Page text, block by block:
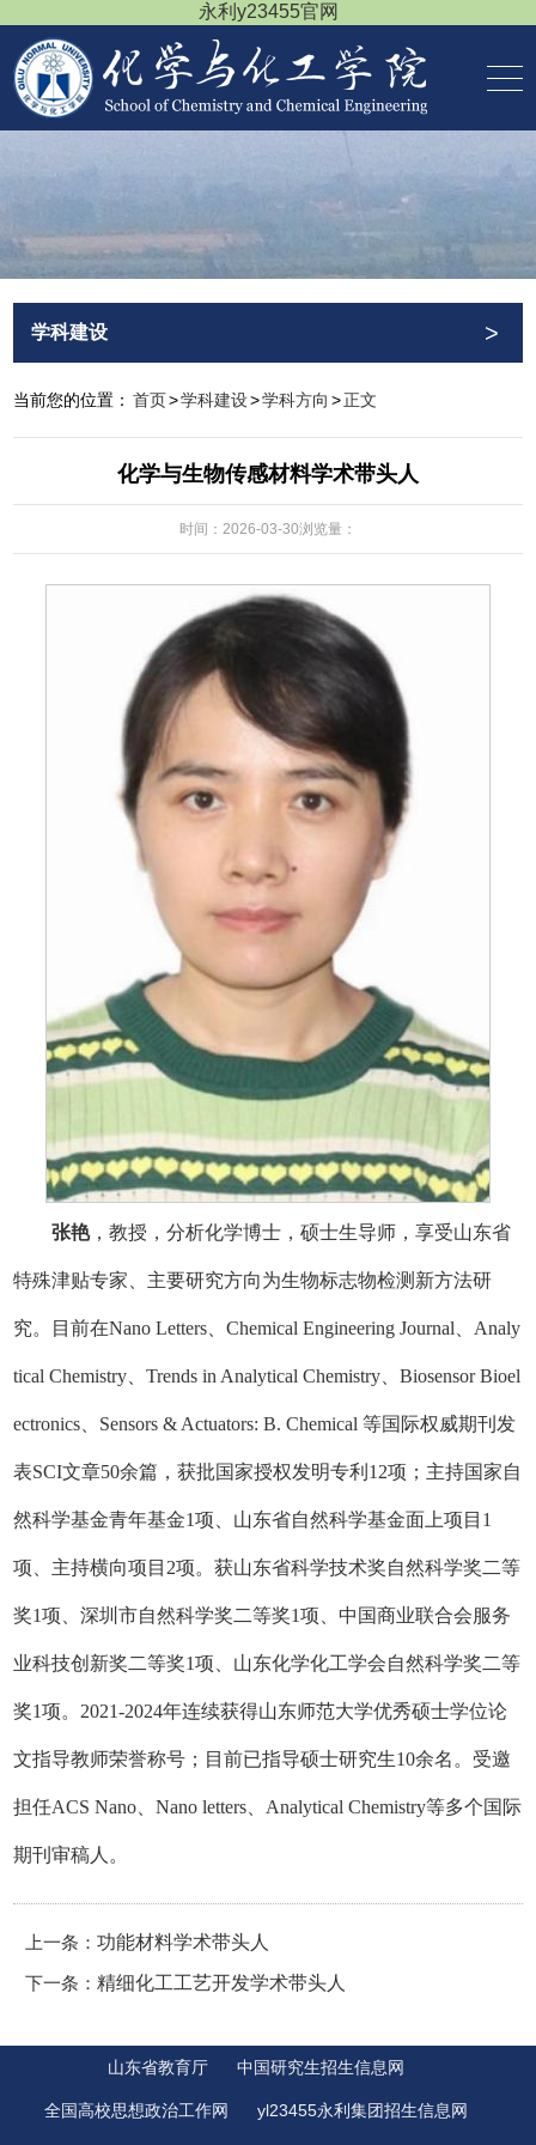
永利y23455官网
学科建设 >
当前您的位置： 首页>学科建设>学科方向 >正文
化学与生物传感材料学术带头人
时间：2026-03-30浏览量：
张艳，教授，分析化学博士，硕士生导师，享受山东省
特殊津贴专家、主要研究方向为生物标志物检测新方法研
究。目前在Nano Letters、Chemical Engineering Journal、Analy
tical Chemistry、Trends in Analytical Chemistry、Biosensor Bioel
ectronics、Sensors & Actuators: B. Chemical 等国际权威期刊发
表SCI文章50余篇，获批国家授权发明专利12项；主持国家自
然科学基金青年基金1项、山东省自然科学基金面上项目1
项、主持横向项目2项。获山东省科学技术奖自然科学奖二等
奖1项、深圳市自然科学奖二等奖1项、中国商业联合会服务
业科技创新奖二等奖1项、山东化学化工学会自然科学奖二等
奖1项。2021-2024年连续获得山东师范大学优秀硕士学位论
文指导教师荣誉称号；目前已指导硕士研究生10余名。受邀
担任ACS Nano、Nano letters、Analytical Chemistry等多个国际
期刊审稿人。
上一条：功能材料学术带头人
下一条：精细化工工艺开发学术带头人
山东省教育厅 中国研究生招生信息网
全国高校思想政治工作网 yl23455永利集团招生信息网